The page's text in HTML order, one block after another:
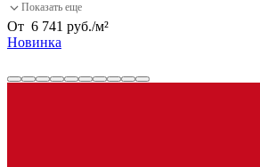
От 6 741 руб./м²
Новинка